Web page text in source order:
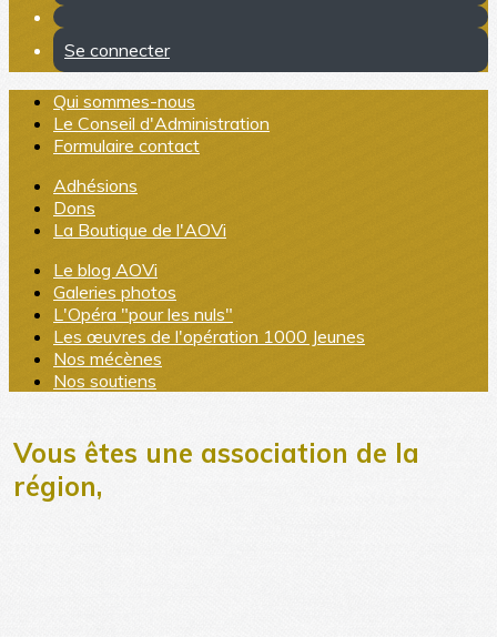
Se connecter
Qui sommes-nous
Le Conseil d'Administration
Formulaire contact
Adhésions
Dons
La Boutique de l'AOVi
Le blog AOVi
Galeries photos
L'Opéra "pour les nuls"
Les œuvres de l'opération 1000 Jeunes
Nos mécènes
Nos soutiens
Vous êtes une association de la
région,